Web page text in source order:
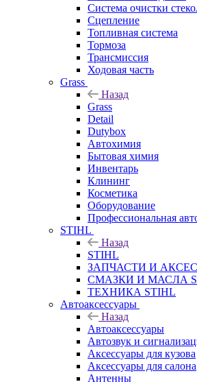
Система очистки
Сцепление
Топливная система
Тормоза
Трансмиссия
Ходовая часть
Grass
Назад
Grass
Detail
Dutybox
Автохимия
Бытовая химия
Инвентарь
Клининг
Косметика
Оборудование
Профессиональная
STIHL
Назад
STIHL
ЗАПЧАСТИ И
СМАЗКИ И МАСЛА
ТЕХНИКА STIHL
Автоаксессуары
Назад
Автоаксессуары
Автозвук и
Аксессуары для кузова
Аксессуары для салона
Антенны